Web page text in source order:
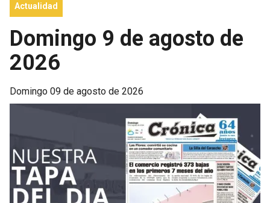
Actualidad
Domingo 9 de agosto de
2026
domingo 09 de agosto de 2026